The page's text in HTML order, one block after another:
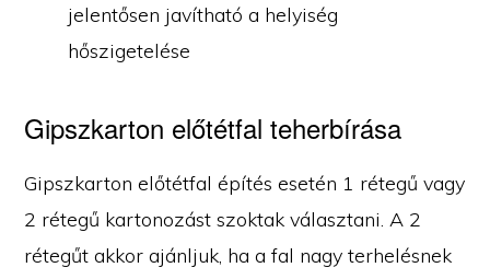
jelentősen javítható a helyiség
hőszigetelése
Gipszkarton előtétfal teherbírása
Gipszkarton előtétfal építés esetén 1 rétegű vagy
2 rétegű kartonozást szoktak választani. A 2
rétegűt akkor ajánljuk, ha a fal nagy terhelésnek